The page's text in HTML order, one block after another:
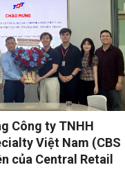
Công ty TNHH
Việt Nam (CBS
của Central Retail